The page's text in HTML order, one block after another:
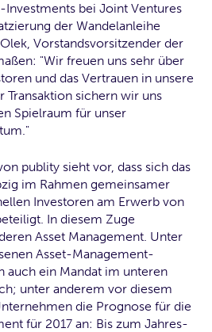
bei Joint Ventures
der Wandelanleihe
Vorstandsvorsitzender der
"Wir freuen uns sehr über
und das Vertrauen in unsere
Transaktion sichern wir uns
Spielraum für unser
publity sieht vor, dass sich das
im Rahmen gemeinsamer
Investoren am Erwerb von
In diesem Zuge
Asset Management. Unter
Asset-Management-
auch ein Mandat im unteren
unter anderem vor diesem
die Prognose für die
für 2017 an: Bis zum Jahres-